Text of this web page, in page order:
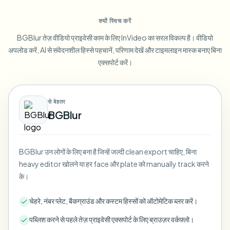
Blur Anything
GDPR compliance blur
Vlogger street interview
Gaming & stream blur
Blur Background
AI Video Object Remover
Blur Face in Photos
Face Anonymization
Face Swap - Image
Screeners, releases, and compliance
Retail & ecommerce
Healthcare
Clinic and patient-facing video governance
Public sector
FOIA, safe disclosure, and redaction
Bulk face anonymization
Bulk license plate blur
Fleet, dashcam, and parking at scale
Blog
Tools
Category
Products
Choose language
क्यों स्विच करें
BGBlur तेज़ वीडियो प्राइवेसी काम के लिए InVideo का सरल विकल्प है। वीडियो
अपलोड करें, AI से संवेदनशील हिस्से पहचानें, परिणाम देखें और टाइमलाइन मास्क बनाए बिना
एक्सपोर्ट करें।
से बेहतर
BGBlur
BGBlur उन लोगों के लिए बना है जिन्हें जल्दी clean export चाहिए, बिना
heavy editor खोलने या हर face और plate को manually track करने
के।
चेहरे, नंबर प्लेट, बैकग्राउंड और कस्टम हिस्सों को ऑटोमेटिक ब्लर करें।
पब्लिश करने से पहले तेज़ प्राइवेसी एक्सपोर्ट के लिए ब्राउज़र वर्कफ़्लो।